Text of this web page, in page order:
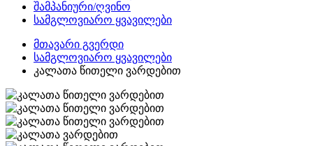
შამპანიური/ღვინო
სამგლოვიარო ყვავილები
მთავარი გვერდი
სამგლოვიარო ყვავილები
კალათა წითელი ვარდებით